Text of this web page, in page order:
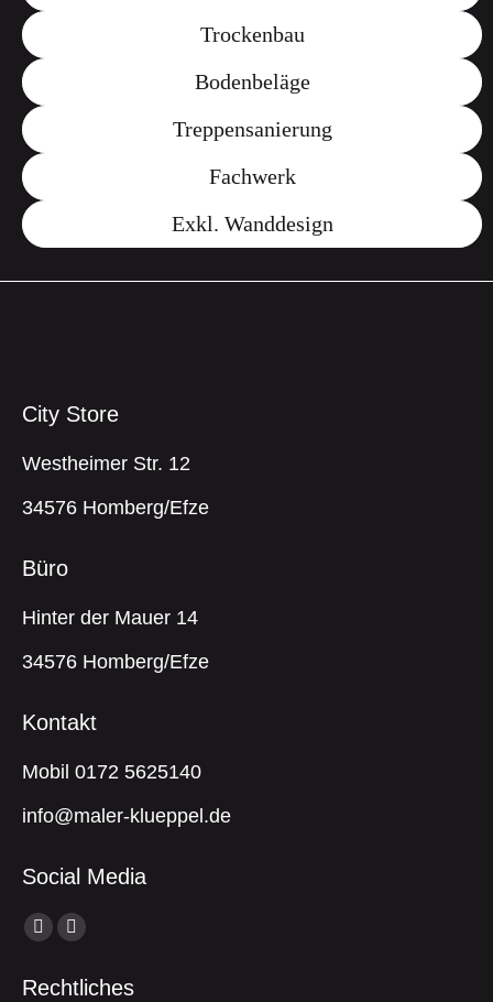
Trockenbau
Bodenbeläge
Treppensanierung
Fachwerk
Exkl. Wanddesign
City Store
Westheimer Str. 12
34576 Homberg/Efze
Büro
Hinter der Mauer 14
34576 Homberg/Efze
Kontakt
Mobil 0172 5625140
info@maler-klueppel.de
Social Media
Finde uns auf:
Facebook
wird
Instagram
wird
Rechtliches